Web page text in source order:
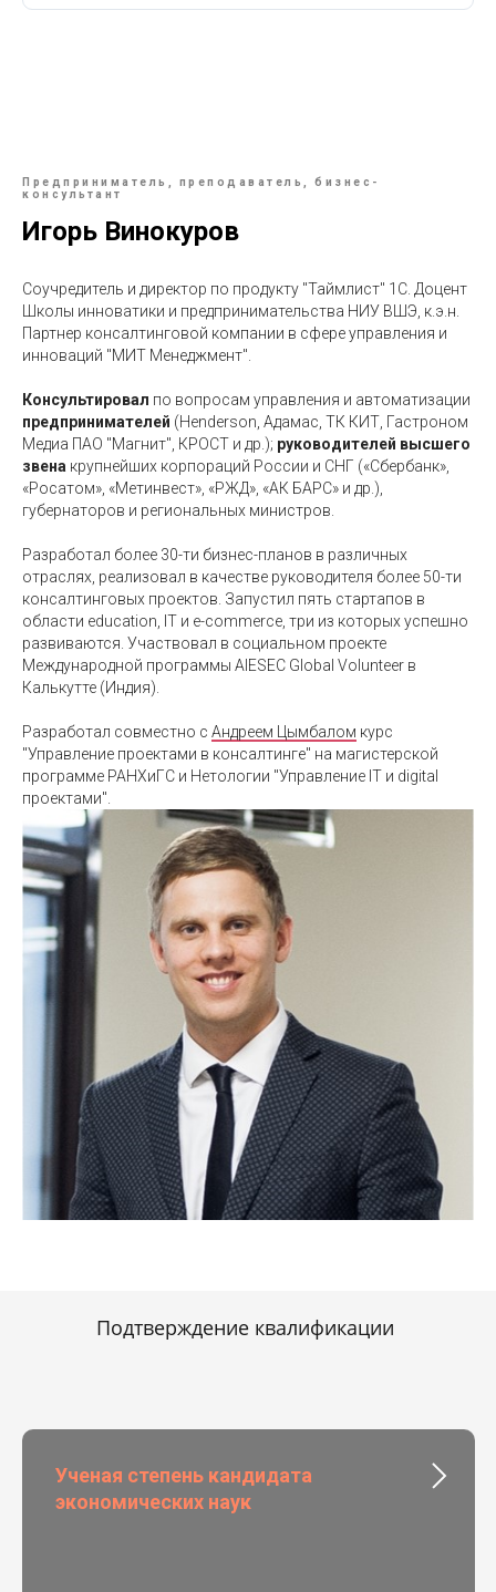
Предприниматель, преподаватель, бизнес-
консультант
Игорь Винокуров
Соучредитель и директор по продукту "Таймлист" 1С. Доцент
Школы инноватики и предпринимательства НИУ ВШЭ, к.э.н.
Партнер консалтинговой компании в сфере управления и
инноваций "МИТ Менеджмент".
Консультировал по вопросам управления и автоматизации
предпринимателей (Henderson, Адамас, ТК КИТ, Гастроном
Медиа ПАО "Магнит", КРОСТ и др.); руководителей высшего
звена крупнейших корпораций России и СНГ («Сбербанк»,
«Росатом», «Метинвест», «РЖД», «АК БАРС» и др.),
губернаторов и региональных министров.
Разработал более 30-ти бизнес-планов в различных
отраслях, реализовал в качестве руководителя более 50-ти
консалтинговых проектов. Запустил пять стартапов в
области education, IT и e-commerce, три из которых успешно
развиваются. Участвовал в социальном проекте
Международной программы AIESEC Global Volunteer​ в
Калькутте (Индия).
Разработал совместно с Андреем Цымбалом курс
"Управление проектами в консалтинге" на магистерской
программе РАНХиГС и Нетологии "Управление IT и digital
проектами".
Подтверждение квалификации
Ученая степень кандидата
экономических наук